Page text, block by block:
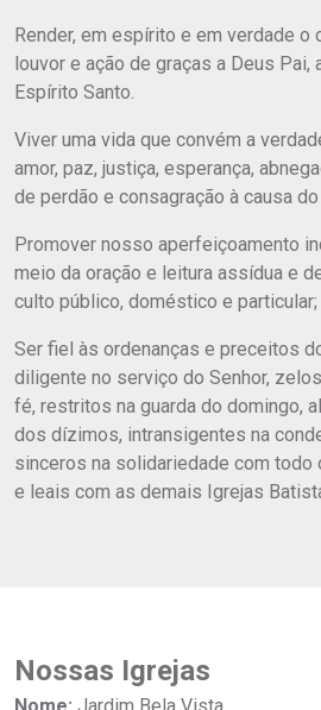
Render, em espírito e em verdade o
louvor e ação de graças a Deus Pai,
Espírito Santo.
Viver uma vida que convém a
amor, paz, justiça, esperança,
de perdão e consagração à causa do
Promover nosso aperfeiçoamento
meio da oração e leitura assídua e
culto público, doméstico e particular;
Ser fiel às ordenanças e preceitos
diligente no serviço do Senhor,
fé, restritos na guarda do domingo,
dos dízimos, intransigentes na
sinceros na solidariedade com todo
e leais com as demais Igrejas
Nossas Igrejas